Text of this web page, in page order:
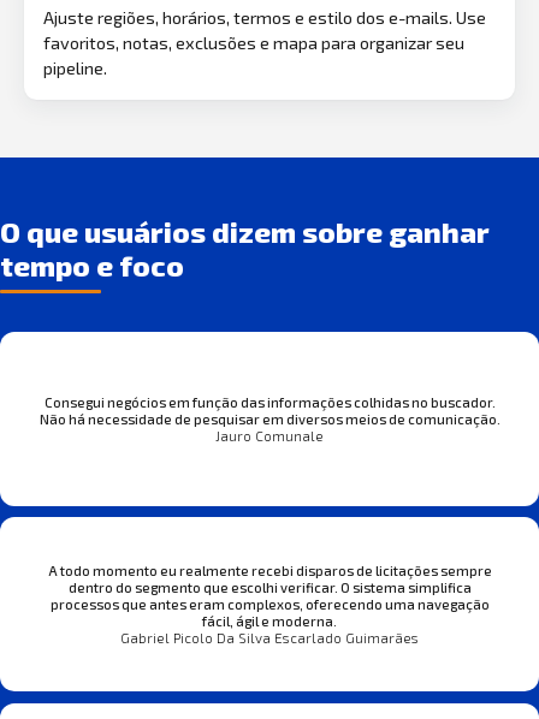
Ajuste regiões, horários, termos e estilo dos e-mails. Use
favoritos, notas, exclusões e mapa para organizar seu
pipeline.
O que usuários dizem sobre ganhar
tempo e foco
Consegui negócios em função das informações colhidas no buscador.
Não há necessidade de pesquisar em diversos meios de comunicação.
Jauro Comunale
A todo momento eu realmente recebi disparos de licitações sempre
dentro do segmento que escolhi verificar. O sistema simplifica
processos que antes eram complexos, oferecendo uma navegação
fácil, ágil e moderna.
Gabriel Picolo Da Silva Escarlado Guimarães